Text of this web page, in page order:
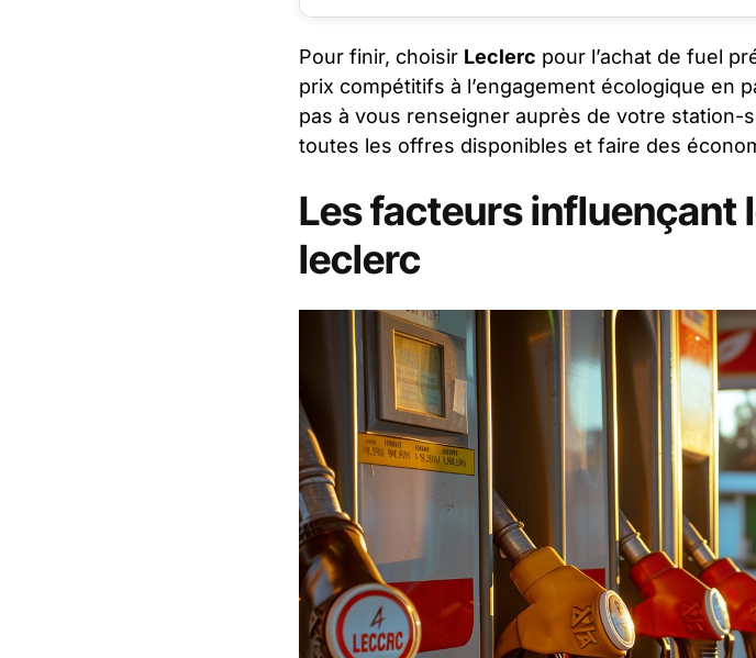
Pour finir, choisir Leclerc pour l’achat de fuel
prix compétitifs à l’engagement écologique en
pas à vous renseigner auprès de votre station-
toutes les offres disponibles et faire des
Les facteurs influençant
leclerc